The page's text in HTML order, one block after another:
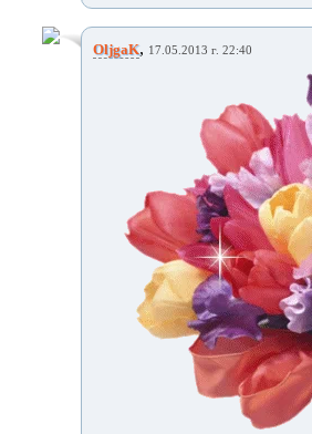
OljgaK, 17.05.2013 г. 22:40